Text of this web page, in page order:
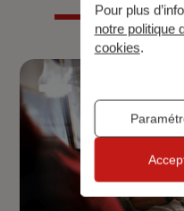
Pour plus
notre politique
cookies.